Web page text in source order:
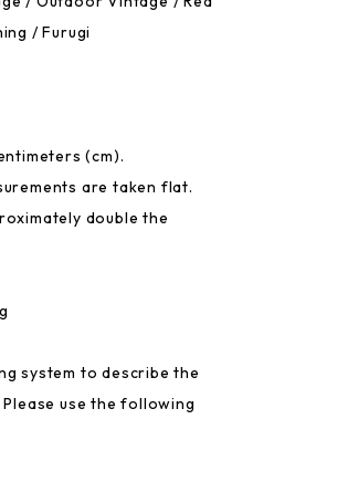
/ Furugi
(cm).
are taken flat.
double the
system to describe the
use the following